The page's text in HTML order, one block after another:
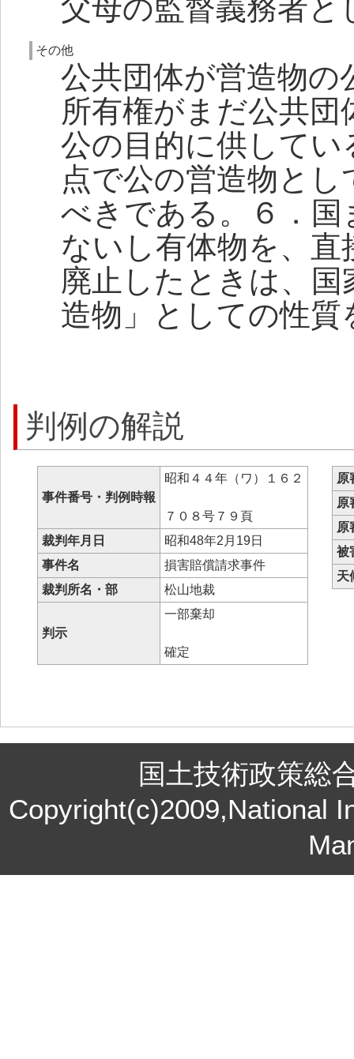
父母の監督義務者
その他
公共団体が営造物
所有権がまだ公共
公の目的に供して
点で公の営造物と
べきである。６．
ないし有体物を、
廃止したときは、
造物」としての性質
判例の解説
事件番号・判例時報
昭和４４年（ワ）１６２
７０８号７９頁
裁判年月日
昭和48年2月19日
事件名
損害賠償請求事件
裁判所名・部
松山地裁
判示
一部棄却
確定
原
原
原
被
天
国土技術政策
Copyright(c)2009,National